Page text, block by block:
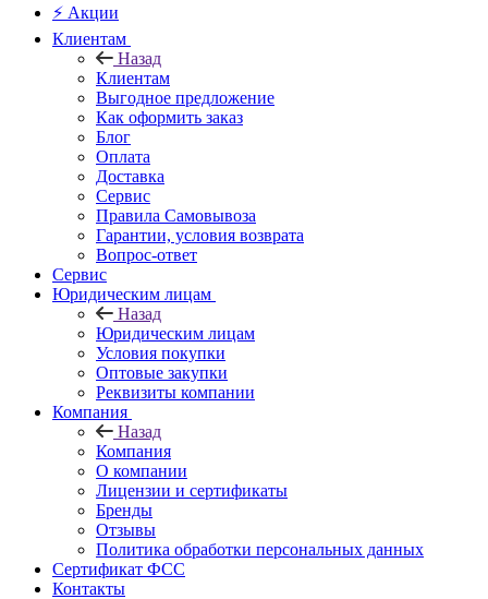
⚡ Акции
Клиентам
Назад
Клиентам
Выгодное предложение
Как оформить заказ
Блог
Оплата
Доставка
Сервис
Правила Самовывоза
Гарантии, условия возврата
Вопрос-ответ
Сервис
Юридическим лицам
Назад
Юридическим лицам
Условия покупки
Оптовые закупки
Реквизиты компании
Компания
Назад
Компания
О компании
Лицензии и сертификаты
Бренды
Отзывы
Политика обработки персональных данных
Сертификат ФСС
Контакты